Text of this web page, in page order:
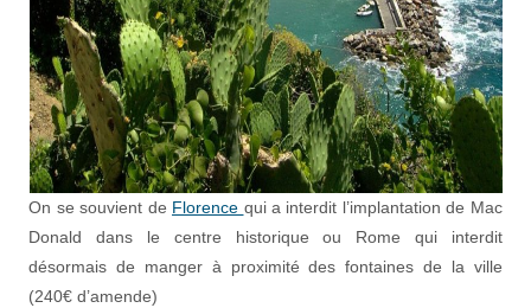
On se souvient de Florence qui a interdit l’implantation de Mac
Donald dans le centre historique ou Rome qui interdit
désormais de manger à proximité des fontaines de la ville
(240€ d’amende)